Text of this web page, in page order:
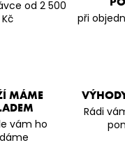
od 2 500
Kč
při
MÁME
vám ho
Rádi